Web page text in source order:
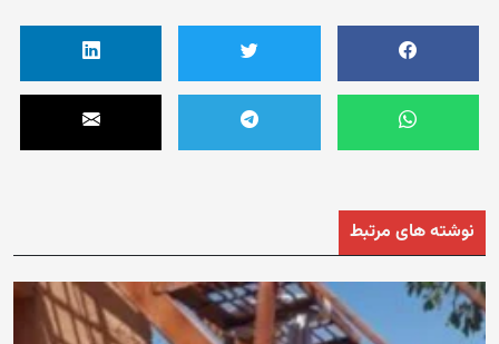
نوشته های مرتبط